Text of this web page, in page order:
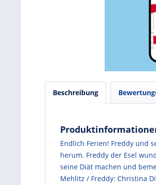
Beschreibung
Endlich Ferien! Freddy und
herum. Freddy der Esel
seine Diät machen und
Mehlitz / Freddy: Christina